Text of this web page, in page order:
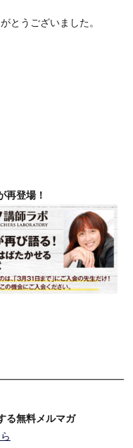
とうございました。
再登場！
る無料メルマガ